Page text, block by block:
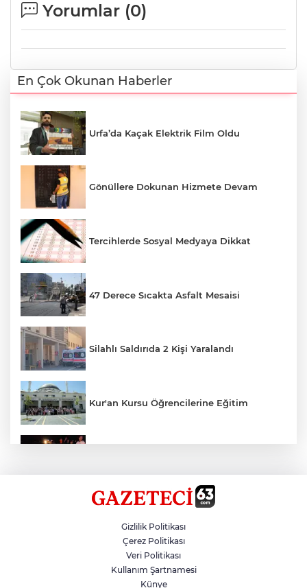
Yorumlar (0)
En Çok Okunan Haberler
Urfa’da Kaçak Elektrik Film Oldu
Gönüllere Dokunan Hizmete Devam
Tercihlerde Sosyal Medyaya Dikkat
47 Derece Sıcakta Asfalt Mesaisi
Silahlı Saldırıda 2 Kişi Yaralandı
Kur'an Kursu Öğrencilerine Eğitim
Siverek’te Mahmut Gülel Dönemi
Filistin Konvoyuna Coşkulu Karşılama
Gizlilik Politikası
Çerez Politikası
Veri Politikası
Kullanım Şartnamesi
Künye